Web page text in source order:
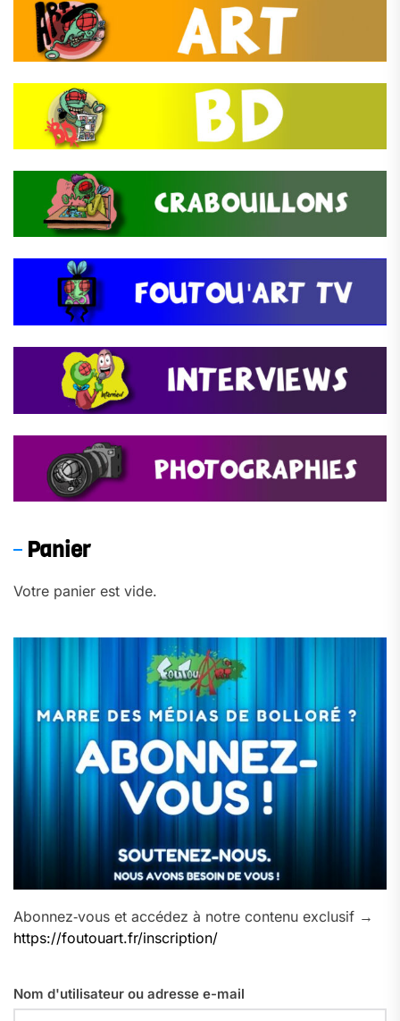
Panier
Votre panier est vide.
Abonnez‑vous et accédez à notre contenu exclusif →
https://foutouart.fr/inscription/
Nom d'utilisateur ou adresse e-mail